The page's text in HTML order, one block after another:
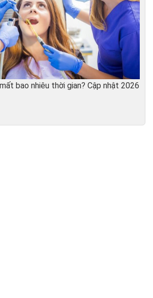
bao nhiêu thời gian? Cập nhật 2026